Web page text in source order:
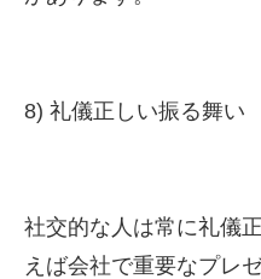
8) 礼儀正しい振る舞い
社交的な人は常に礼儀
えば会社で重要なプレ